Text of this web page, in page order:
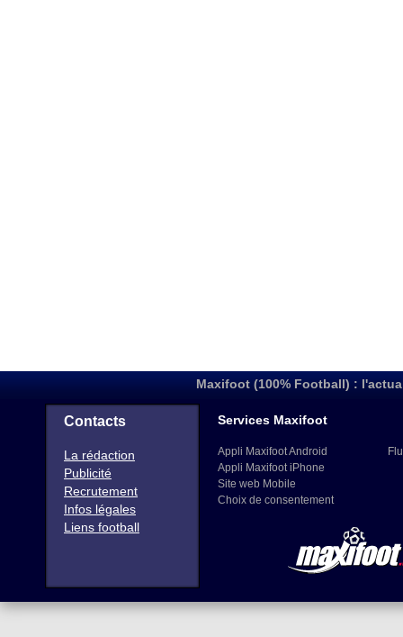
Maxifoot (100% Football) :
Contacts
La rédaction
Publicité
Recrutement
Infos légales
Liens football
Services Maxifoot
Appli Maxifoot Android
Appli Maxifoot iPhone
Site web Mobile
Choix de consentement